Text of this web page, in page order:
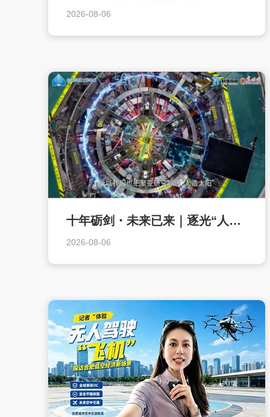
2026-08-06
十年砺剑・未来已来｜逐光“人造太阳”，我们何时能用上核聚变发的电？
2026-08-06